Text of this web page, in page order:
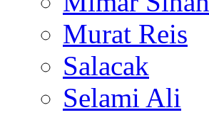
Murat Reis
Salacak
Selami Ali